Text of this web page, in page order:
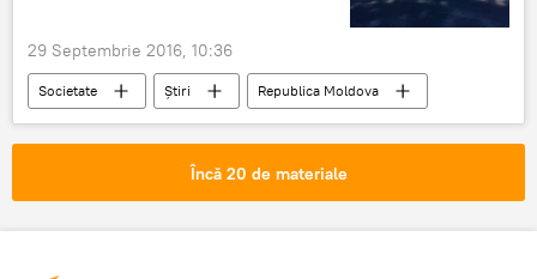
29 Septembrie 2016, 10:36
Societate Știri
Republica Moldova
Guvern
Moldova
procurori
reţinere
Încă 20 de materiale